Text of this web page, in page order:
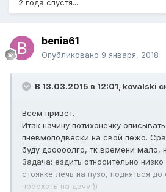
2 года спустя...
benia61
Опубликовано 9 января, 2018
В 13.03.2015 в 12:01, kovalski
Всем привет.
Итак начину потихонечку
пневмоподвески на свой пежо.
буду дооооолго, тк времени мало,
Задача: ездить относительно
стоянке лечь на пузо, подняться
проехать на дачу ))